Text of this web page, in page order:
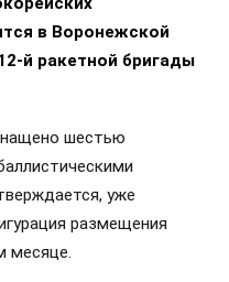
в Воронежской
й ракетной бригады
шестью
уже
размещения
месяце.